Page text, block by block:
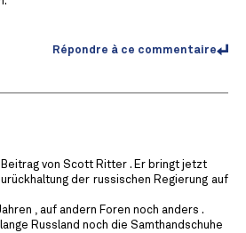
Répondre à ce commentaire
von Scott Ritter . Er bringt jetzt
der russischen Regierung auf
, auf andern Foren noch anders .
Russland noch die Samthandschuhe